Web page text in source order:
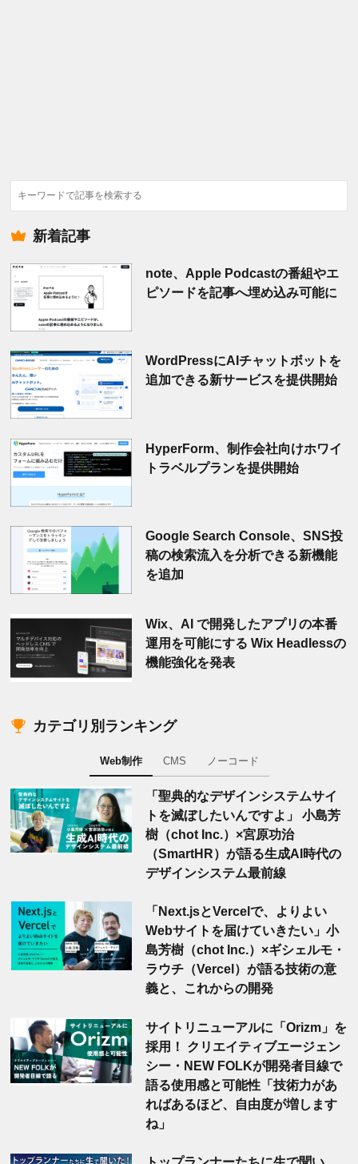
検
索
新着記事
note、Apple Podcastの番組やエ
ピソードを記事へ埋め込み可能に
WordPressにAIチャットボットを
追加できる新サービスを提供開始
HyperForm、制作会社向けホワイ
トラベルプランを提供開始
Google Search Console、SNS投
稿の検索流入を分析できる新機能
を追加
Wix、AI で開発したアプリの本番
運用を可能にする Wix Headlessの
機能強化を発表
カテゴリ別ランキング
Web制作 CMS ノーコード
「聖典的なデザインシステムサイ
トを滅ぼしたいんですよ」 小島芳
樹（chot Inc.）×宮原功治
（SmartHR）が語る生成AI時代の
デザインシステム最前線
「Next.jsとVercelで、よりよい
Webサイトを届けていきたい」小
島芳樹（chot Inc.）×ギシェルモ・
ラウチ（Vercel）が語る技術の意
義と、これからの開発
サイトリニューアルに「Orizm」を
採用！ クリエイティブエージェン
シー・NEW FOLKが開発者目線で
語る使用感と可能性「技術力があ
ればあるほど、自由度が増します
ね」